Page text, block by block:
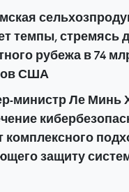
темпы, стремясь
рубежа в 74
США
министр Ле Минь
комплексного
защиту